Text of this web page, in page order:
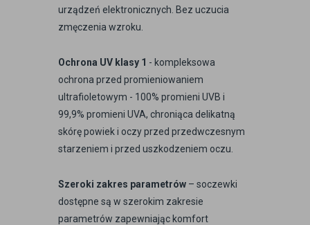
urządzeń elektronicznych. Bez uczucia
zmęczenia wzroku.
Ochrona UV klasy 1 - kompleksowa
ochrona przed promieniowaniem
ultrafioletowym - 100% promieni UVB i
99,9% promieni UVA, chroniąca delikatną
skórę powiek i oczy przed przedwczesnym
starzeniem i przed uszkodzeniem oczu.
Szeroki zakres parametrów – soczewki
dostępne są w szerokim zakresie
parametrów zapewniając komfort